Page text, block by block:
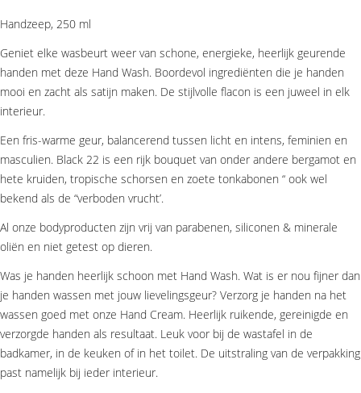
Handzeep, 250 ml
Geniet elke wasbeurt weer van schone, energieke, heerlijk geurende
handen met deze Hand Wash. Boordevol ingrediënten die je handen
mooi en zacht als satijn maken. De stijlvolle flacon is een juweel in elk
interieur.
Een fris-warme geur, balancerend tussen licht en intens, feminien en
masculien. Black 22 is een rijk bouquet van onder andere bergamot en
hete kruiden, tropische schorsen en zoete tonkabonen “ ook wel
bekend als de “verboden vrucht’.
Al onze bodyproducten zijn vrij van parabenen, siliconen & minerale
oliën en niet getest op dieren.
Was je handen heerlijk schoon met Hand Wash. Wat is er nou fijner dan
je handen wassen met jouw lievelingsgeur? Verzorg je handen na het
wassen goed met onze Hand Cream. Heerlijk ruikende, gereinigde en
verzorgde handen als resultaat. Leuk voor bij de wastafel in de
badkamer, in de keuken of in het toilet. De uitstraling van de verpakking
past namelijk bij ieder interieur.